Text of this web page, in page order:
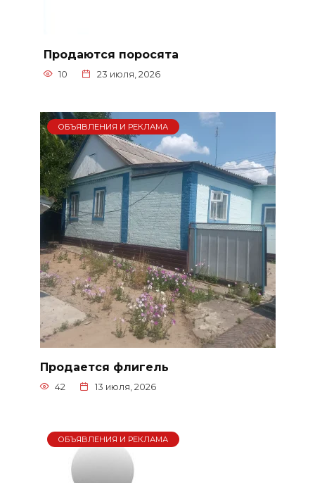
Продаются поросята
10 23 июля, 2026
ОБЪЯВЛЕНИЯ И РЕКЛАМА
Продается флигель
42 13 июля, 2026
ОБЪЯВЛЕНИЯ И РЕКЛАМА